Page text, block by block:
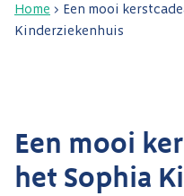
Home > Een mooi
Kinderziekenhuis
Een mooi
het Sophia